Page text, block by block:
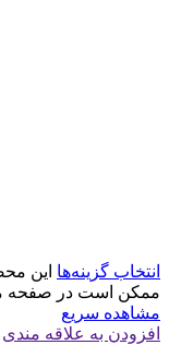
انتخاب گزینه‌ها این
ممکن است در صفحه
مشاهده سریع
افزودن به علاقه مندی